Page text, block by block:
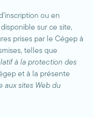
ou en
sur ce site,
prises par le Cégep à
telles que
à la protection des
et à la présente
aux sites Web du